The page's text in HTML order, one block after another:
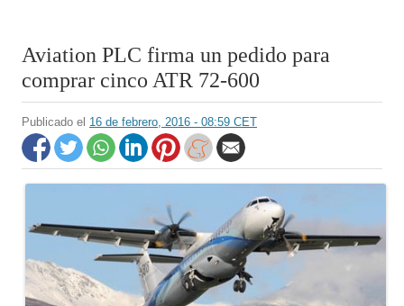
Aviation PLC firma un pedido para
comprar cinco ATR 72-600
Publicado el 16 de febrero, 2016 - 08:59 CET